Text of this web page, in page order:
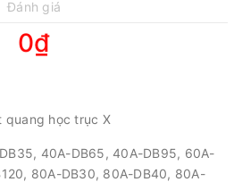
Đánh giá
0₫
quang học trục X
40A-DB65, 40A-DB95, 60A-
80A-DB30, 80A-DB40, 80A-